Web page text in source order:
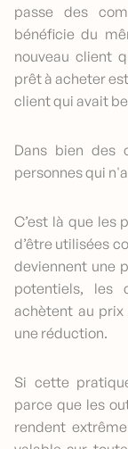
passe des
bénéficie du
nouveau client
prêt à acheter
client qui avait
Dans bien des
personnes qui
C’est là que les
d’être utilisées
deviennent une
potentiels, les
achètent au prix
une réduction.
Si cette
parce que les
rendent